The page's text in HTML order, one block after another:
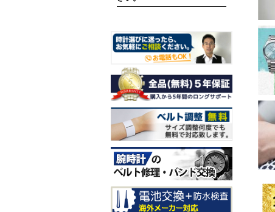
ル 入荷しました！
80H ACT Line 光発電エコ・
ドライブ GPS衛星電波時計
限定モデル 世界限定1,800
本 メンズモデル 入荷しまし
た！
CITIZEN ATTESA CC4078-
51E ACT Line LIGHT in BL
ACK Eco-Drive 50th Anniver
sary Edition メンズモデル
入荷しました！
CITIZEN EXCEED CB1147-
61E LIGHT in BLACK Eco-
Drive 50th Anniversary Editi
on メンズモデル 入荷しま
した！